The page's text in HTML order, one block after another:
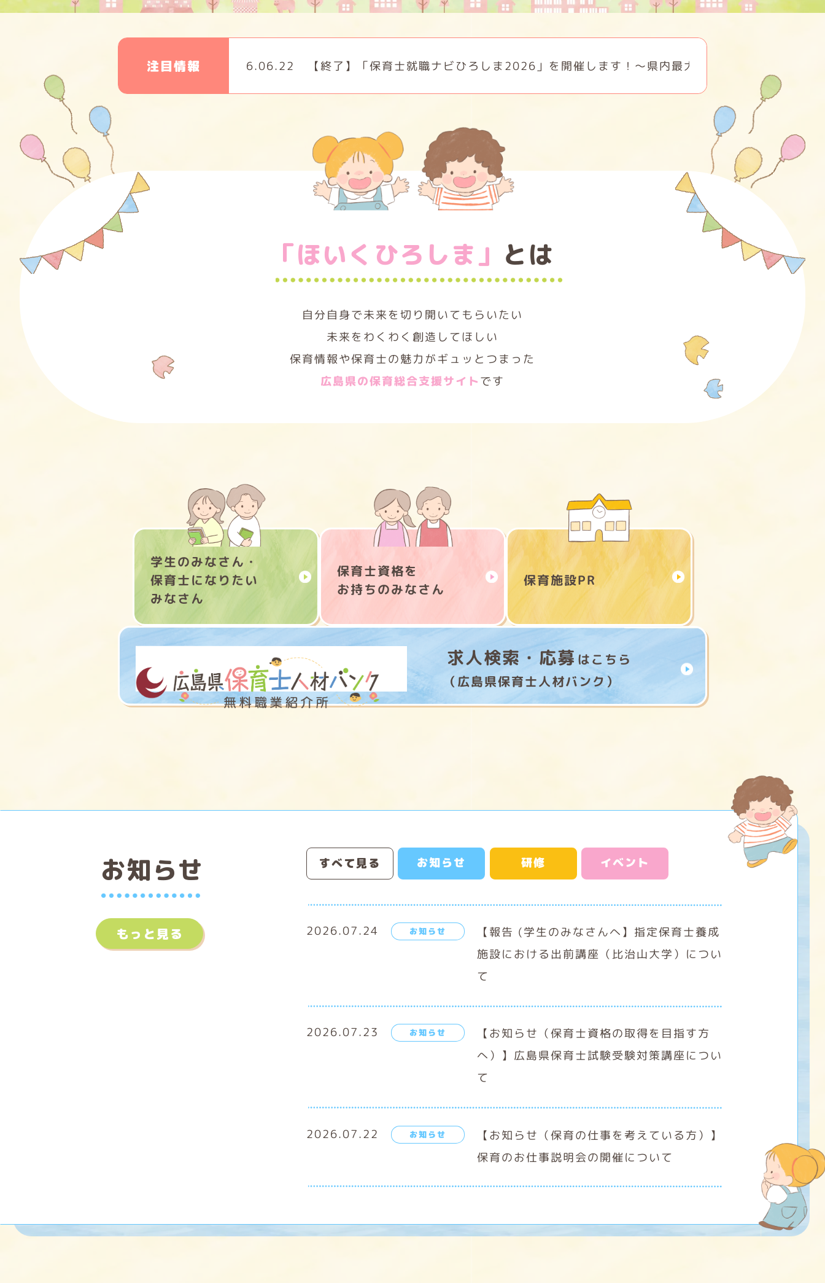
注目情報
2026.06.22 【終了】「保育士就職ナビひろしま2026」を開催します！～県内最大級の出展予定～
「ほいくひろしま」 とは
自分自身で未来を切り開いてもらいたい
未来をわくわく創造してほしい
保育情報や保育士の魅力がギュッとつまった
広島県の保育総合支援サイトです
学生のみなさん・
保育士になりたい
みなさん
保育士資格を
お持ちのみなさん
保育施設PR
求人検索・応募はこちら
（広島県保育士人材バンク）
お知らせ すべて見る お知らせ 研修 イベント
2026.07.24 お知らせ 【報告 (学生のみなさんへ】指定保育士養成
施設における出前講座（比治山大学）につい
て
2026.07.23 お知らせ 【お知らせ（保育士資格の取得を目指す方
へ）】広島県保育士試験受験対策講座につい
て
2026.07.22 お知らせ 【お知らせ（保育の仕事を考えている方）】
保育のお仕事説明会の開催について
もっと見る